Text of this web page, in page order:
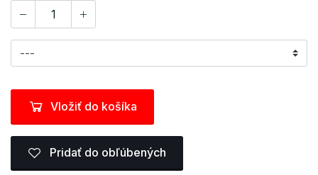
Vložiť do košíka
Pridať do obľúbených